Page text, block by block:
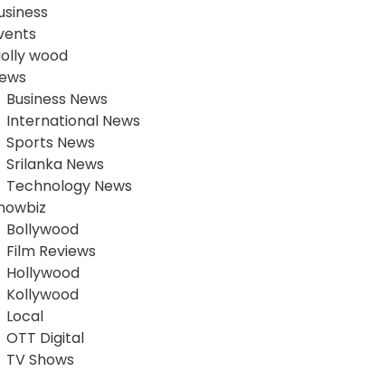
wood
Business News
International News
Sports News
Srilanka News
Technology News
Bollywood
Film Reviews
Hollywood
Kollywood
Local
OTT Digital
TV Shows